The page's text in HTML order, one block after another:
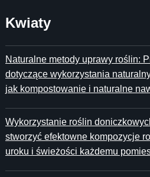
Kwiaty
Naturalne metody uprawy roślin:
dotyczące wykorzystania
jak kompostowanie i naturalne
Wykorzystanie roślin
stworzyć efektowne kompozycje
uroku i świeżości każdemu